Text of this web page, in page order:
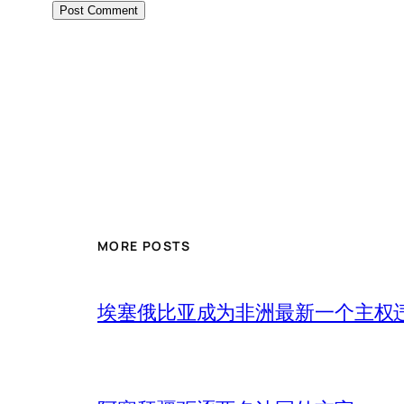
MORE POSTS
埃塞俄比亚成为非洲最新一个主权